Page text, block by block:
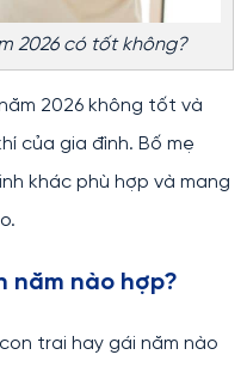
2026 có tốt không?
2026 không tốt và
của gia đình. Bố mẹ
khác phù hợp và mang
năm nào hợp?
trai hay gái năm nào